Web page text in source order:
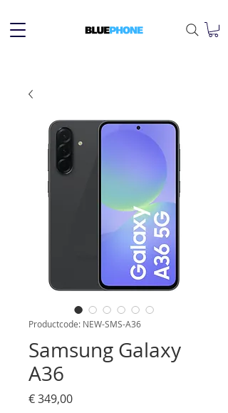
Productcode: NEW-SMS-A36
Samsung Galaxy
A36
€ 349,00Prijs